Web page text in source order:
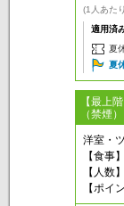
(1人あた
適用済
夏
夏
【最上
（禁煙）
洋室・
【食事
【人数
【ポイ